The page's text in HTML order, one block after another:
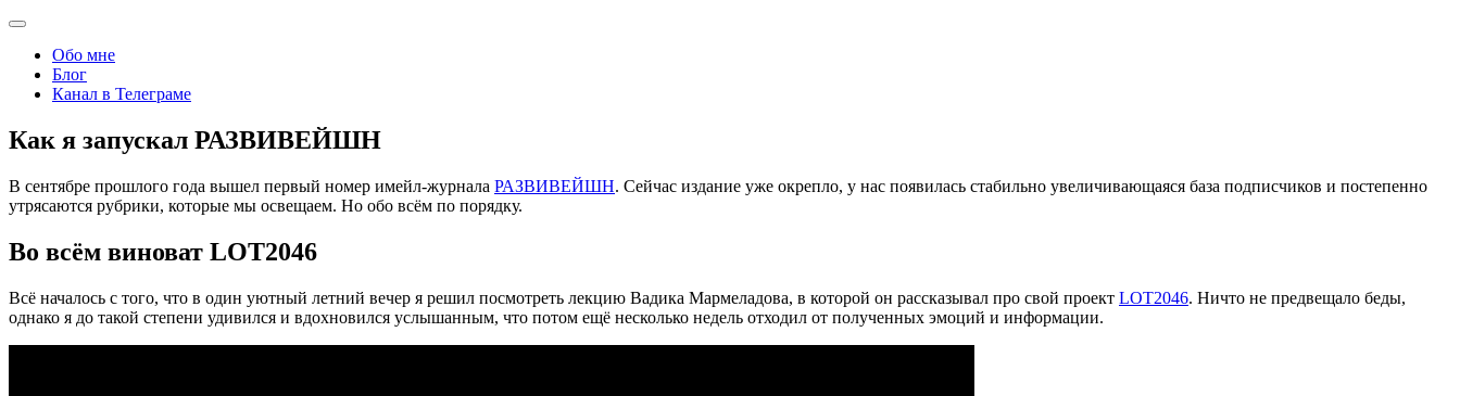
Обо мне
Блог
Канал в Телеграме
Как я запускал РАЗВИВЕЙШН
В сентябре прошлого года вышел первый номер имейл-журнала РАЗВИВЕЙШН. Сейчас издание уже окрепло, у нас появилась стабильно увеличивающаяся база подписчиков и постепенно
утрясаются рубрики, которые мы освещаем. Но обо всём по порядку.
Во всём виноват LOT2046
Всё началось с того, что в один уютный летний вечер я решил посмотреть лекцию Вадика Мармеладова, в которой он рассказывал про свой проект LOT2046. Ничто не предвещало беды,
однако я до такой степени удивился и вдохновился услышанным, что потом ещё несколько недель отходил от полученных эмоций и информации.